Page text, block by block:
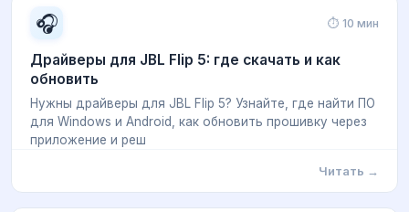
🎧 ⏱ 10 мин
Драйверы для JBL Flip 5: где скачать и как
обновить
Нужны драйверы для JBL Flip 5? Узнайте, где найти ПО
для Windows и Android, как обновить прошивку через
приложение и реш
Читать →